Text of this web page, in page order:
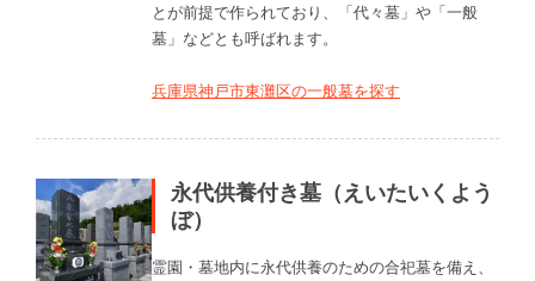
とが前提で作られており、「代々墓」や「一般
墓」などとも呼ばれます。
兵庫県神戸市東灘区の一般墓を探す
永代供養付き墓（えいたいくよう
ぼ）
霊園・墓地内に永代供養のための合祀墓を備え、